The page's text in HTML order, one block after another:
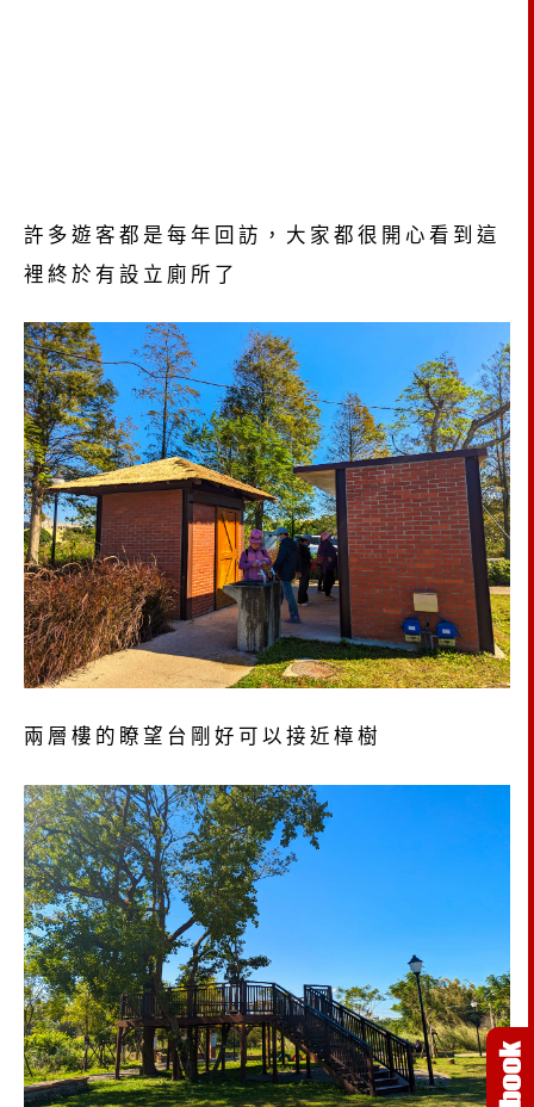
許多遊客都是每年回訪，大家都很開心看到這
裡終於有設立廁所了
兩層樓的瞭望台剛好可以接近樟樹